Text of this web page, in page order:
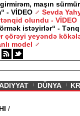
maşın
- VİDEO
Sevda
olundu - VİDEO
istəyirlər“ -
çörəyi yeyəndə
model
DÜNYA
- SİYAHI